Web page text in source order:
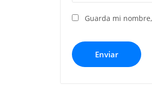
Guarda mi